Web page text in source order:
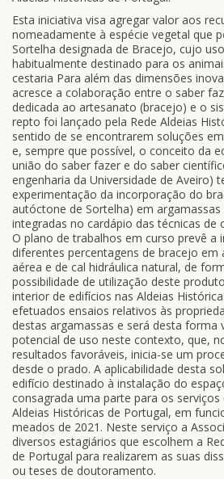
Esta iniciativa visa agregar valor aos
nomeadamente à espécie vegetal que
Sortelha designada de Bracejo, cujo
habitualmente destinado para os
cestaria Para além das dimensões
acresce a colaboração entre o saber
dedicada ao artesanato (bracejo) e o
repto foi lançado pela Rede Aldeias
sentido de se encontrarem soluções
e, sempre que possível, o conceito da
união do saber fazer e do saber
engenharia da Universidade de Aveiro)
experimentação da incorporação do
autóctone de Sortelha) em argamassas
integradas no cardápio das técnicas de
O plano de trabalhos em curso prevê a
diferentes percentagens de bracejo em
aérea e de cal hidráulica natural, de
possibilidade de utilização deste
interior de edifícios nas Aldeias
efetuados ensaios relativos às
destas argamassas e será desta forma
potencial de uso neste contexto, que,
resultados favoráveis, inicia-se um
desde o prado. A aplicabilidade desta
edifício destinado à instalação do
consagrada uma parte para os serviços
Aldeias Históricas de Portugal, em
meados de 2021. Neste serviço a
diversos estagiários que escolhem a
de Portugal para realizarem as suas
ou teses de doutoramento.